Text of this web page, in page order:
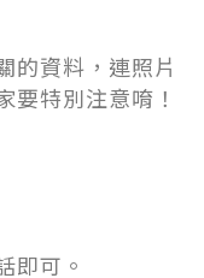
的資料，連照片
特別注意唷！
即可。